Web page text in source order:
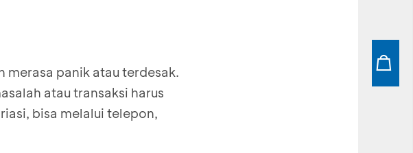
merasa panik atau terdesak.
atau transaksi harus
bisa melalui telepon,